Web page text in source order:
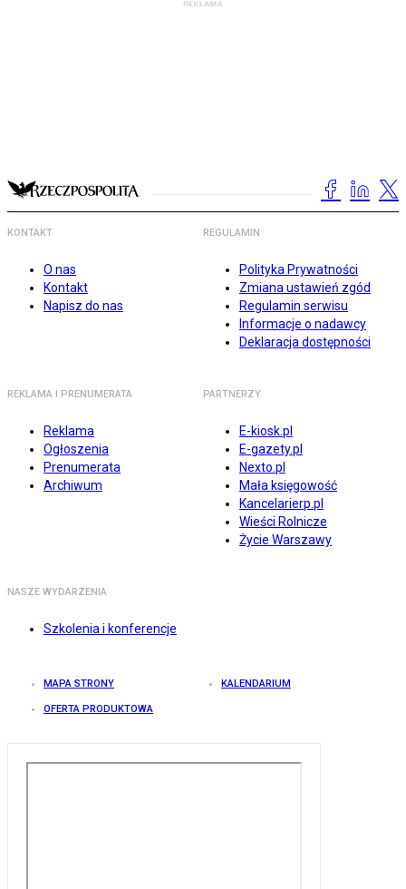
KONTAKT
O nas
Kontakt
Napisz do nas
REGULAMIN
Polityka Prywatności
Zmiana ustawień zgód
Regulamin serwisu
Informacje o nadawcy
Deklaracja dostępności
REKLAMA I PRENUMERATA
Reklama
Ogłoszenia
Prenumerata
Archiwum
PARTNERZY
E-kiosk.pl
E-gazety.pl
Nexto.pl
Mała księgowość
Kancelarierp.pl
Wieści Rolnicze
Życie Warszawy
NASZE WYDARZENIA
Szkolenia i konferencje
MAPA STRONY KALENDARIUM
OFERTA PRODUKTOWA